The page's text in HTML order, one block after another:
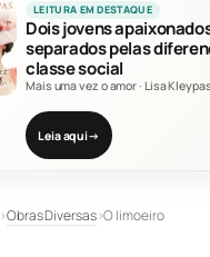
LEITURA EM DESTAQUE
Dois jovens
separados pelas
classe social
Mais uma vez o amor· Lisa Kleypas
Leia aqui→
›Obras Diversas›O limoeiro